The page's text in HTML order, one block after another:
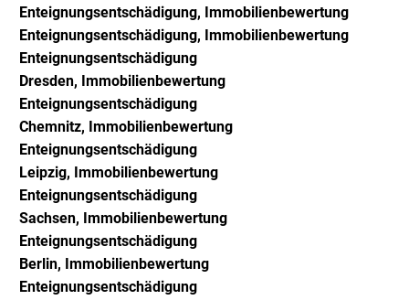
Enteignungsentschädigung, Immobilienbewertung
Enteignungsentschädigung, Immobilienbewertung
Enteignungsentschädigung
Dresden, Immobilienbewertung
Enteignungsentschädigung
Chemnitz, Immobilienbewertung
Enteignungsentschädigung
Leipzig, Immobilienbewertung
Enteignungsentschädigung
Sachsen, Immobilienbewertung
Enteignungsentschädigung
Berlin, Immobilienbewertung
Enteignungsentschädigung